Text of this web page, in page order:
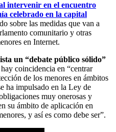
intervenir en el encuentro
celebrado en la capital
sobre las medidas que van a
comunitario y otras
en Internet.
un “debate público sólido”
coincidencia en “centrar
de los menores en ámbitos
ha impulsado en la Ley de
muy onerosas y
su ámbito de aplicación en
y así es como debe ser”.